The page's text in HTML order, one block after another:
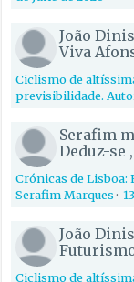
João
Viva
Ciclismo de
previsibilidade.
Serafim
Deduz-se
Crónicas de Lisboa:
Serafim Marques·
João
Ciclismo de